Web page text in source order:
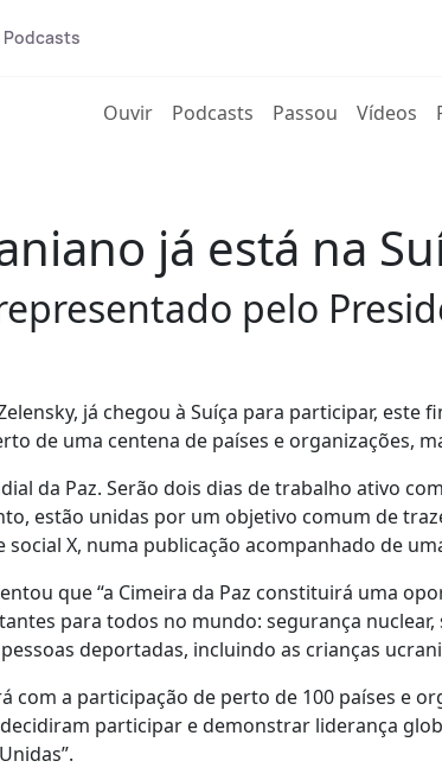
Podcasts
Ouvir(current)
Podcasts Passou Vídeos
já está na
pelo
já chegou à Suíça para participar, este
de uma centena de países e organizações,
da Paz. Serão dois dias de trabalho ativo
estão unidas por um objetivo comum de
X, numa publicação acompanhado de
que “a Cimeira da Paz constituirá uma
para todos no mundo: segurança
deportadas, incluindo as crianças
com a participação de perto de 100 países e
participar e demonstrar liderança